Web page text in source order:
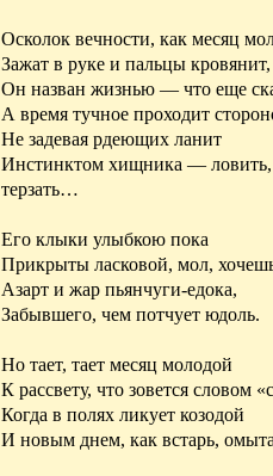
Осколок вечности, как месяц
Зажат в руке и пальцы кровянит,
Он назван жизнью — что еще
А время тучное проходит
Не задевая рдеющих ланит
Инстинктом хищника — ловить,
терзать…
Его клыки улыбкою пока
Прикрыты ласковой, мол,
Азарт и жар пьянчуги-едока,
Забывшего, чем потчует юдоль.
Но тает, тает месяц молодой
К рассвету, что зовется словом
Когда в полях ликует козодой
И новым днем, как встарь,